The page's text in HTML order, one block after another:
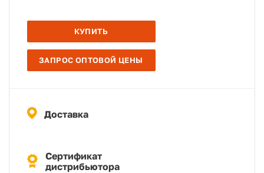
КУПИТЬ
ЗАПРОС ОПТОВОЙ ЦЕНЫ
Доставка
Сертификат
дистрибьютора